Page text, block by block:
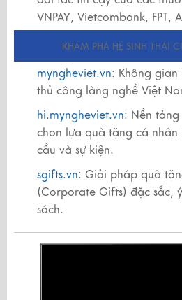
VNPAY, Vietcombank,
KHÁM PHÁ HỆ SINH THÁI
myngheviet.vn: Không gian
thủ công làng nghề Việt
hi.myngheviet.vn: Nền
chọn lựa quà tặng cá nhân
cầu và sự kiện.
sgifts.vn: Giải pháp quà
(Corporate Gifts) đặc sắc,
sách.